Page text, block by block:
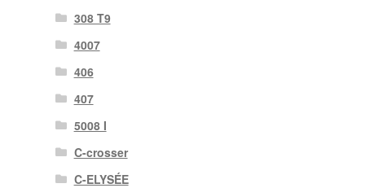
308 T9
4007
406
407
5008 I
C-crosser
C-ELYSÉE